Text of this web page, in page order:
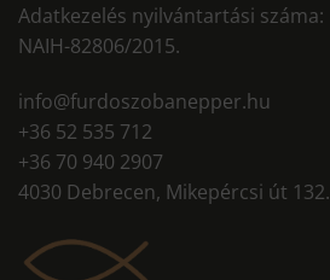
Adatkezelés nyilvántartási száma:
NAIH-82806/2015.
info@furdoszobanepper.hu
+36 52 535 712
+36 70 940 2907
4030 Debrecen, Mikepércsi út 132.